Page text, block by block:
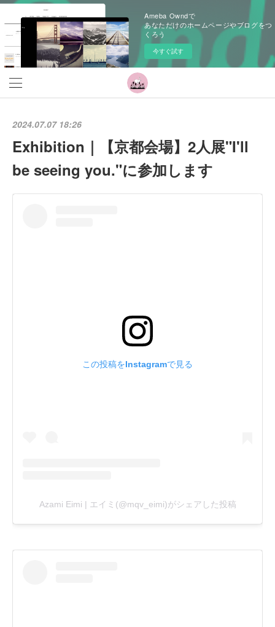
Ameba Owndで
あなただけのホームページやブログをつ
くろう
今すぐ試す
2024.07.07 18:26
Exhibition｜【京都会場】2人展"I'll
be seeing you."に参加します